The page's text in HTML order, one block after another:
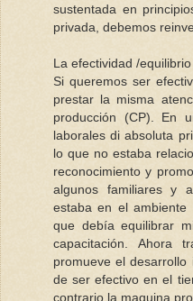
sustentada en
privada, debemos
La efectividad /
Si queremos ser
prestar la misma
producción (CP). En
laborales di absoluta
lo que no estaba
reconocimiento y
algunos familiares y
estaba en el
que debía equilibrar
capacitación. Ahora
promueve el
de ser efectivo en el
contrario la maquina